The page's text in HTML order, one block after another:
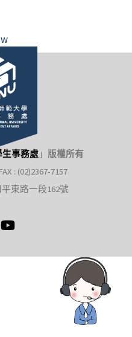
生事務處 」 版權所有
: (02)2367-7157
東路一段162號